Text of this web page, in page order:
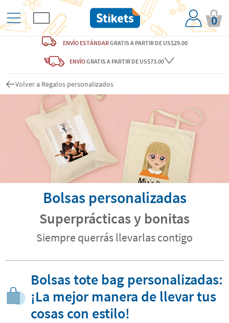
0
ENVÍO ESTÁNDARGRATIS A PARTIR DE US$29.00
ENVÍOGRATIS A PARTIR DE US$73.00
Volver a Regalos personalizados
Bolsas personalizadas
Superprácticas y bonitas
Siempre querrás llevarlas contigo
Bolsas tote bag personalizadas:
¡La mejor manera de llevar tus
cosas con estilo!